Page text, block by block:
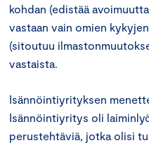
kohdan (edistää
vastaan vain omien
(sitoutuu
vastaista.
Isännöintiyrityksen
Isännöintiyritys oli
perustehtäviä, jotka olisi